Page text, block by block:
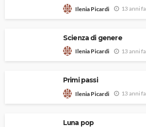
Ilenia Picardi 13 anni fa
Scienza di genere
Ilenia Picardi 13 anni fa
Primi passi
Ilenia Picardi 13 anni fa
Luna pop